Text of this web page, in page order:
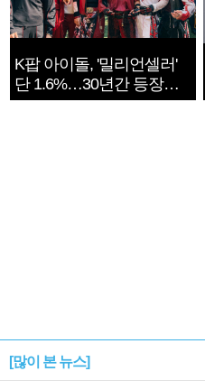
K팝 아이돌, '밀리언셀러'
단 1.6%…30년간 등장
1182개팀 전수조사
[많이 본 뉴스]